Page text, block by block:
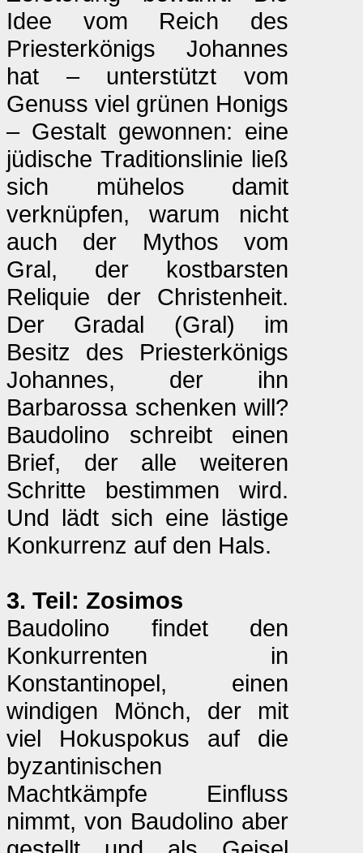
Idee vom Reich des
Priesterkönigs Johannes
hat – unterstützt vom
Genuss viel grünen Honigs
– Gestalt gewonnen: eine
jüdische Traditionslinie ließ
sich mühelos damit
verknüpfen, warum nicht
auch der Mythos vom
Gral, der kostbarsten
Reliquie der Christenheit.
Der Gradal (Gral) im
Besitz des Priesterkönigs
Johannes, der ihn
Barbarossa schenken will?
Baudolino schreibt einen
Brief, der alle weiteren
Schritte bestimmen wird.
Und lädt sich eine lästige
Konkurrenz auf den Hals.
3. Teil: Zosimos
Baudolino findet den
Konkurrenten in
Konstantinopel, einen
windigen Mönch, der mit
viel Hokuspokus auf die
byzantinischen
Machtkämpfe Einfluss
nimmt, von Baudolino aber